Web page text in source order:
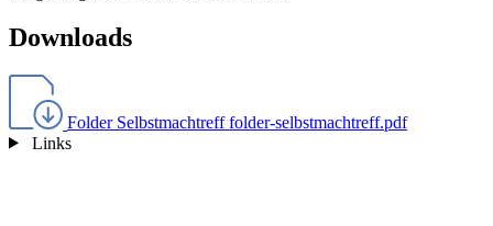
Downloads
Folder Selbstmachtreff folder-selbstmachtreff.pdf
Links